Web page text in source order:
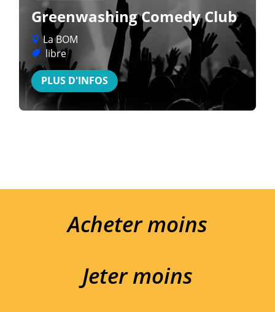
Greenwashing Comedy Club
La BOM
libre
PLUS D'INFOS
Acheter moins
Jeter moins